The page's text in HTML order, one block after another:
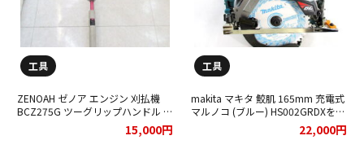
工具
ZENOAH ゼノア エンジン 刈払機
BCZ275G ツーグリップハンドル 稼
働品をお買取りさせて頂きました★
15,000円
工具
makita マキタ 鮫肌 165mm 充電式
マルノコ (ブルー) HS002GRDXをお
買取りさせて頂きました★22,000円